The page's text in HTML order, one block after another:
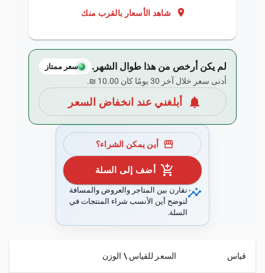
location_on شاهد الأسعار بالقرب منك
لم يكن أرخص من هذا طوال الشهر. سعر ممتاز
أدنى سعر خلال آخر 30 يومًا كان ‏10.00 ₪.
notifications أبلغني عند انخفاض السعر
storefront أين يمكن الشراء؟
add_shopping_cart أضف إلى السلة
insightsنقارن بين المتاجر والعروض والمسافة
لنوضح أين الأنسب شراء المنتجات في
السلة.
قياس السعر للقياس \ الوزن